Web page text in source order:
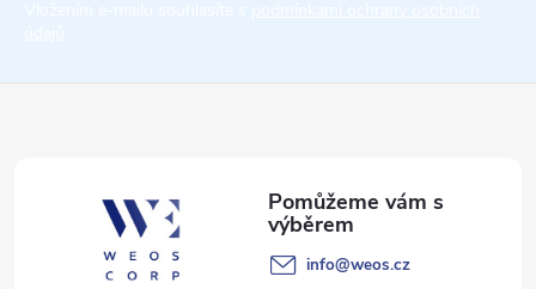
í
info@weos.cz